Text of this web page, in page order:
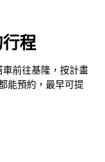
程
前往基隆，按計畫
能預約，最早可提